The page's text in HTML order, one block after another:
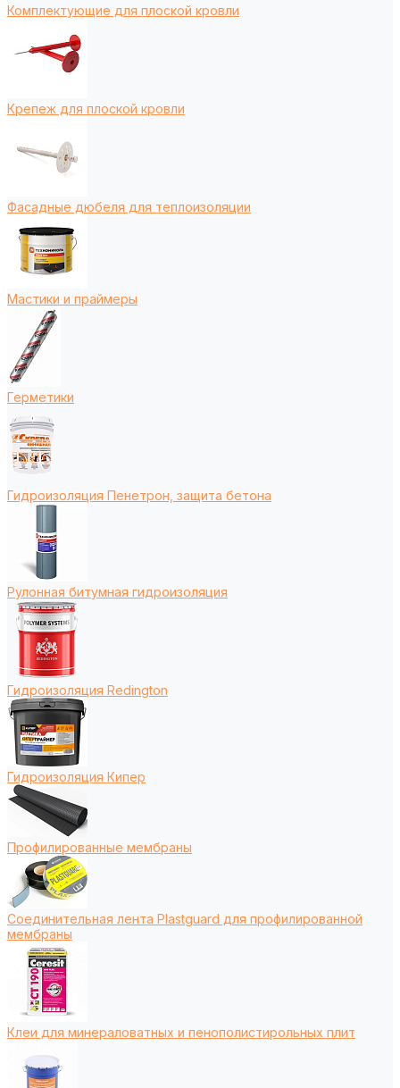
Комплектующие для плоской кровли
Крепеж для плоской кровли
Фасадные дюбеля для теплоизоляции
Мастики и праймеры
Герметики
Гидроизоляция Пенетрон, защита бетона
Рулонная битумная гидроизоляция
Гидроизоляция Redington
Гидроизоляция Кипер
Профилированные мембраны
Соединительная лента Plastguard для профилированной
мембраны
Клеи для минераловатных и пенополистирольных плит